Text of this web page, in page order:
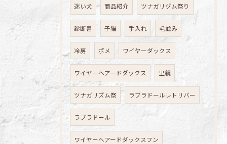
迷い犬 商品紹介 ツナガリヅム祭り
診断書 子猫 手入れ 毛並み
冷房 ポメ ワイヤーダックス
ワイヤーヘアードダックス 里親
ツナガリズム祭 ラブラドールレトリバー
ラブラドール
ワイヤーヘアードダックスフン